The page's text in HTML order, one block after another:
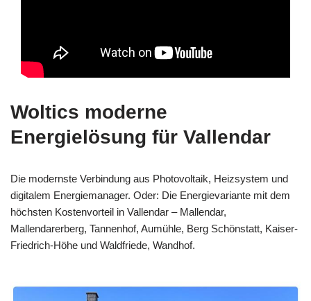
Woltics moderne
Energielösung für Vallendar
Die modernste Verbindung aus Photovoltaik, Heizsystem und
digitalem Energiemanager. Oder: Die Energievariante mit dem
höchsten Kostenvorteil in Vallendar – Mallendar,
Mallendarerberg, Tannenhof, Aumühle, Berg Schönstatt, Kaiser-
Friedrich-Höhe und Waldfriede, Wandhof.